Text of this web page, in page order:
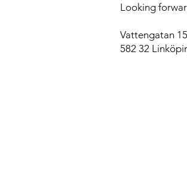
​Looking
Vattengatan
582 32